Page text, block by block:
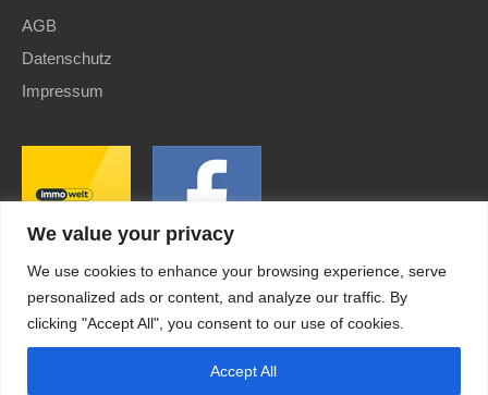
We value your privacy
We use cookies to enhance your browsing experience, serve
personalized ads or content, and analyze our traffic. By
clicking "Accept All", you consent to our use of cookies.
Accept All
AGB
Datenschutz
Impressum
SEOand Website byimmoWebdesign| Copyright © 2022